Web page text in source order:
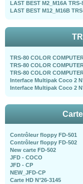
LAST BEST M2_M16A TRS-
LAST BEST M12_M16B
TRS-80 COLOR
TRS-80 COLOR
TRS-80 COLOR
Interface Multipak Coco 2
Interface Multipak Coco 2
Contrôleur floppy FD-501
Contrôleur floppy FD-502
New carte FD-502
JFD - COCO
JFD - CP
NEW_JFD-CP
Carte HD N°26-3145